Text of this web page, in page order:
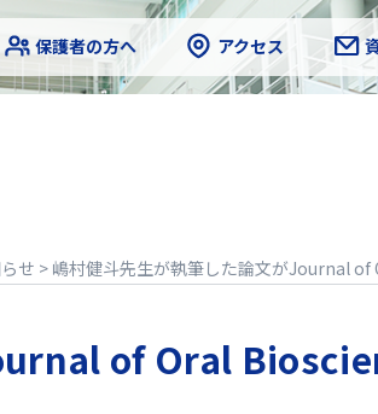
保護者の方へ アクセス
せ > 嶋村健斗先生が執筆した論文がJournal of
of Oral